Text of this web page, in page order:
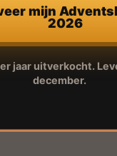
mijn
2026
jaar uitverkocht.
december.